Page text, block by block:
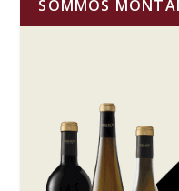
SOMMOS